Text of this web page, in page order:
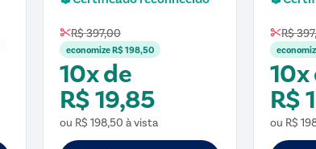
R$ 397,00
economizeR$ 198,50
10x de
R$ 19,85
ou R$ 198,50 à vista
R$
10x
R$
ou R$